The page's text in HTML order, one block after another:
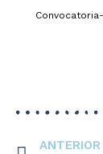
ANTERIOR